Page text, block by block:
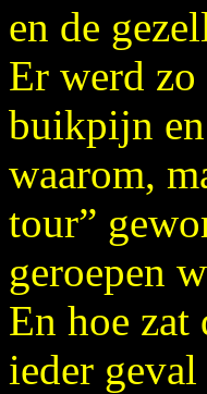
en de
Er werd zo
buikpijn
waarom,
tour”
geroepen
En hoe zat
ieder